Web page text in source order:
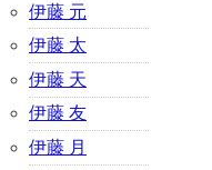
伊藤 元
伊藤 太
伊藤 天
伊藤 友
伊藤 月